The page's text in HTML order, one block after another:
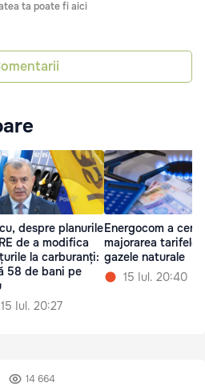
ta poate fi aici
despre planurile
de a modifica
la carburanți:
58 de bani pe
15 Iul. 20:27
Energocom a cerut
majorarea tarifelor
gazele naturale
15 Iul. 20:40
14 664